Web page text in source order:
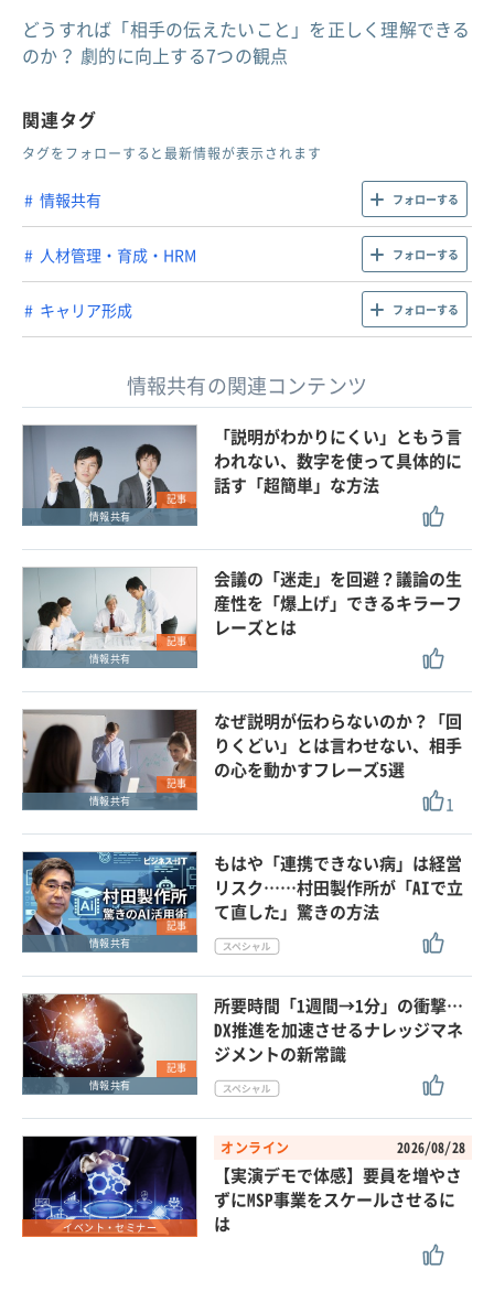
どうすれば「相手の伝えたいこと」を正しく理解できる
のか？ 劇的に向上する7つの観点
関連タグ
タグをフォローすると最新情報が表示されます
情報共有 フォローする
人材管理・育成・HRM フォローする
キャリア形成 フォローする
情報共有の関連コンテンツ
記事
情報共有
「説明がわかりにくい」ともう言
われない、数字を使って具体的に
話す「超簡単」な方法
記事
情報共有
会議の「迷走」を回避？議論の生
産性を「爆上げ」できるキラーフ
レーズとは
記事
情報共有
なぜ説明が伝わらないのか？「回
りくどい」とは言わせない、相手
の心を動かすフレーズ5選
1
記事
情報共有
もはや「連携できない病」は経営
リスク……村田製作所が「AIで立
て直した」驚きの方法
記事
情報共有
所要時間「1週間→1分」の衝撃…
DX推進を加速させるナレッジマネ
ジメントの新常識
イベント・セミナー
オンライン 2026/08/28
【実演デモで体感】要員を増やさ
ずにMSP事業をスケールさせるに
は